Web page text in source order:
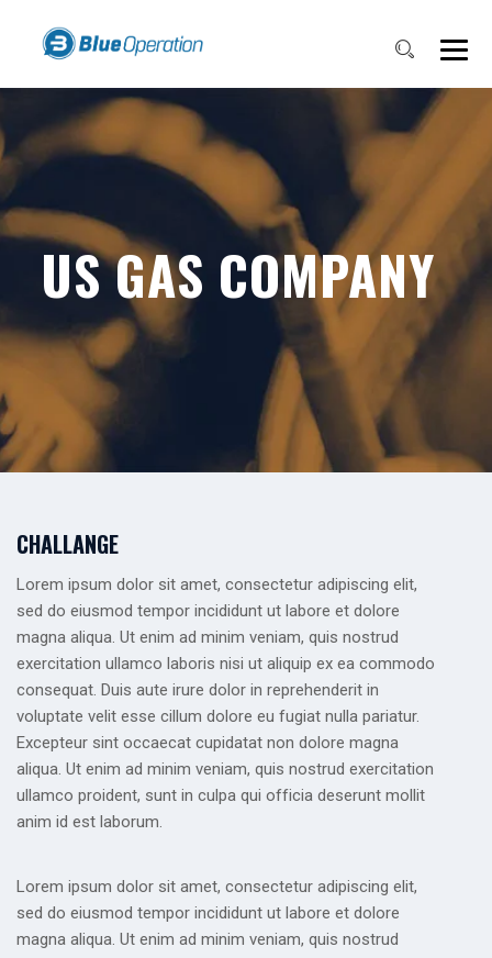
US GAS COMPANY
CHALLANGE
Lorem ipsum dolor sit amet, consectetur adipiscing elit,
sed do eiusmod tempor incididunt ut labore et dolore
magna aliqua. Ut enim ad minim veniam, quis nostrud
exercitation ullamco laboris nisi ut aliquip ex ea commodo
consequat. Duis aute irure dolor in reprehenderit in
voluptate velit esse cillum dolore eu fugiat nulla pariatur.
Excepteur sint occaecat cupidatat non dolore magna
aliqua. Ut enim ad minim veniam, quis nostrud exercitation
ullamco proident, sunt in culpa qui officia deserunt mollit
anim id est laborum.
Lorem ipsum dolor sit amet, consectetur adipiscing elit,
sed do eiusmod tempor incididunt ut labore et dolore
magna aliqua. Ut enim ad minim veniam, quis nostrud